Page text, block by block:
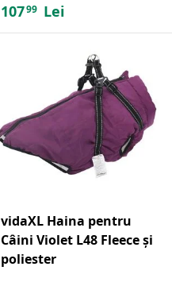
10799 Lei
vidaXL Haina pentru
Câini Violet L48 Fleece și
poliester